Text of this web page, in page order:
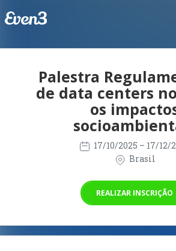
Palestra
de data centers
os
17/10/2025 – 17/12/
Brasil
REALIZAR INSCRIÇÃO